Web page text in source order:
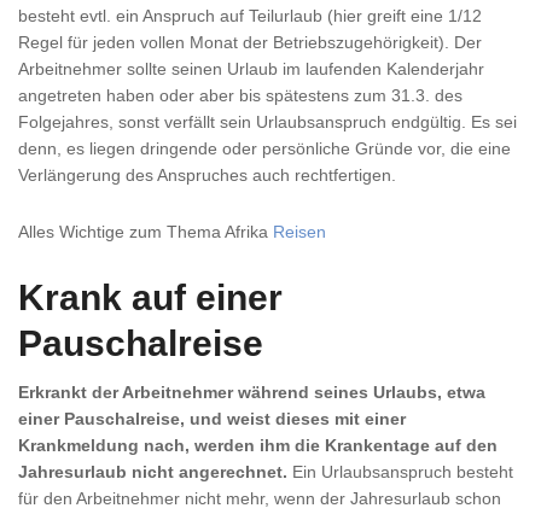
besteht evtl. ein Anspruch auf Teilurlaub (hier greift eine 1/12
Regel für jeden vollen Monat der Betriebszugehörigkeit). Der
Arbeitnehmer sollte seinen Urlaub im laufenden Kalenderjahr
angetreten haben oder aber bis spätestens zum 31.3. des
Folgejahres, sonst verfällt sein Urlaubsanspruch endgültig. Es sei
denn, es liegen dringende oder persönliche Gründe vor, die eine
Verlängerung des Anspruches auch rechtfertigen.
Alles Wichtige zum Thema Afrika Reisen
Krank auf einer
Pauschalreise
Erkrankt der Arbeitnehmer während seines Urlaubs, etwa
einer Pauschalreise, und weist dieses mit einer
Krankmeldung nach, werden ihm die Krankentage auf den
Jahresurlaub nicht angerechnet. Ein Urlaubsanspruch besteht
für den Arbeitnehmer nicht mehr, wenn der Jahresurlaub schon